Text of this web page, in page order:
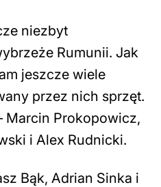
niezbyt
Rumunii. Jak
jeszcze wiele
przez nich sprzęt.
Marcin Prokopowicz,
i Alex Rudnicki.
Bąk, Adrian Sinka i